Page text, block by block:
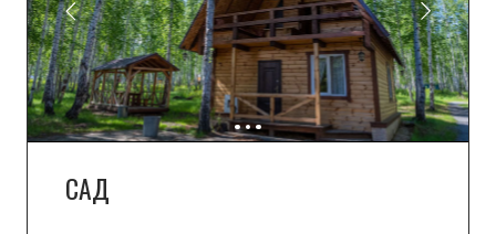
БУНГАЛО